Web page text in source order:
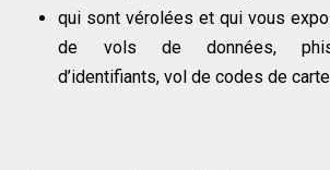
qui sont vérolées et qui vous
de vols de données,
d’identifiants, vol de codes de